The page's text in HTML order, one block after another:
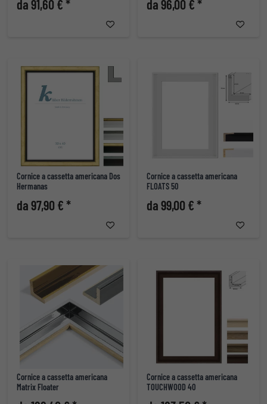
da 91,60 € * da 96,00 € *
Cornice a cassetta americana Dos
Hermanas
da 97,90 € *
Cornice a cassetta americana
FLOATS 50
da 99,00 € *
Cornice a cassetta americana
Matrix Floater
Cornice a cassetta americana
TOUCHWOOD 40